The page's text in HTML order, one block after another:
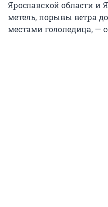
Ярославской области и
метель, порывы ветра
местами гололедица, —